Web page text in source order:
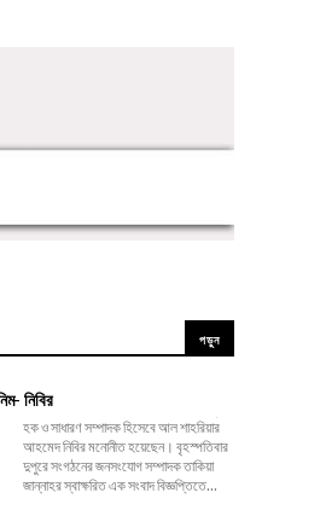
পড়ুন
নিবির
জান্নাহর স্বাক্ষরিত এক সংবাদ বিজ্ঞপ্তিতে...